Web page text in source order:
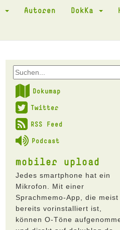
Autoren DokKa
Dokumap
Twitter
RSS Feed
Podcast
mobiler upload
Jedes smartphone hat ein
Mikrofon. Mit einer
Sprachmemo-App, die meist
bereits vorinstalliert ist,
können O-Töne